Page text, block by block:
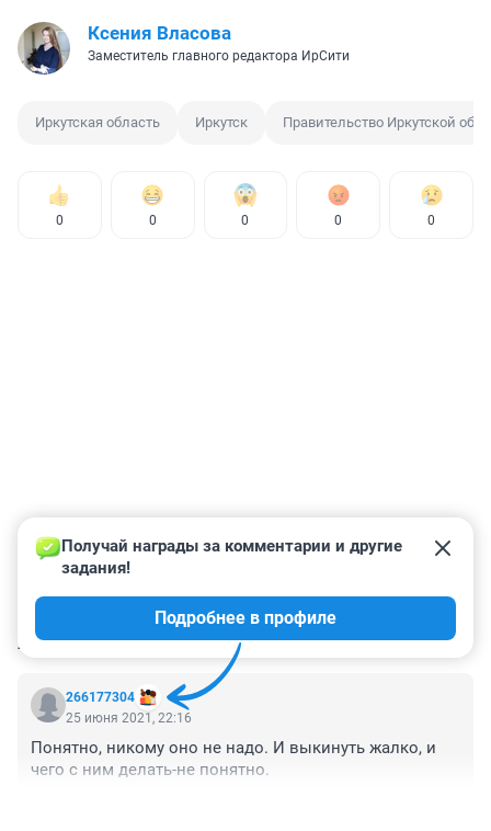
Ксения Власова
Заместитель главного редактора ИрСити
Иркутская область Иркутск Правительство Иркутской
0 0 0 0 0
КОММЕНТАРИИ 1
266177304
Получай награды за комментарии и другие
задания!
Подробнее в профиле
25 июня 2021, 22:16
Понятно, никому оно не надо. И выкинуть жалко, и
чего с ним делать-не понятно.